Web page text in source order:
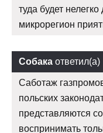
туда будет
микрорегион
Собака ответил(а)
Саботаж
польских
представляются
воспринимать